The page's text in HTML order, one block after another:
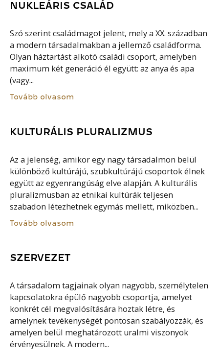
NUKLEÁRIS CSALÁD
Szó szerint családmagot jelent, mely a XX. században
a modern társadalmakban a jellemző családforma.
Olyan háztartást alkotó családi csoport, amelyben
maximum két generáció él együtt: az anya és apa
(vagy...
Tovább olvasom
KULTURÁLIS PLURALIZMUS
Az a jelenség, amikor egy nagy társadalmon belül
különböző kultúrájú, szubkultúrájú csoportok élnek
együtt az egyenrangúság elve alapján. A kulturális
pluralizmusban az etnikai kultúrák teljesen
szabadon létezhetnek egymás mellett, miközben...
Tovább olvasom
SZERVEZET
A társadalom tagjainak olyan nagyobb, személytelen
kapcsolatokra épülő nagyobb csoportja, amelyet
konkrét cél megvalósítására hoztak létre, és
amelynek tevékenységét pontosan szabályozzák, és
amelyen belül meghatározott uralmi viszonyok
érvényesülnek. A modern...